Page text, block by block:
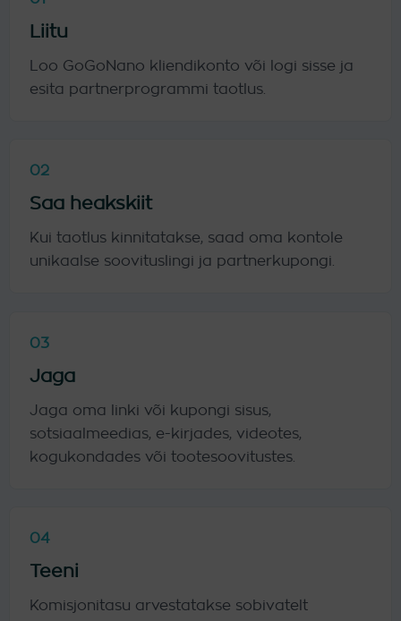
Liitu
Loo GoGoNano kliendikonto või logi sisse ja
esita partnerprogrammi taotlus.
02
Saa heakskiit
Kui taotlus kinnitatakse, saad oma kontole
unikaalse soovituslingi ja partnerkupongi.
03
Jaga
Jaga oma linki või kupongi sisus,
sotsiaalmeedias, e-kirjades, videotes,
kogukondades või tootesoovitustes.
04
Teeni
Komisjonitasu arvestatakse sobivatelt